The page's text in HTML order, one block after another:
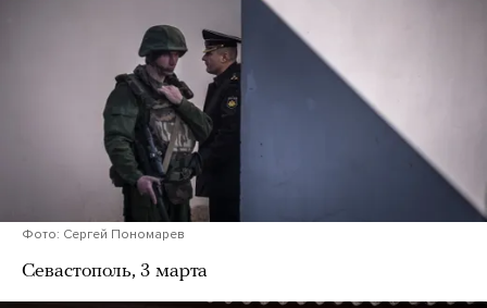
Фото: Сергей Пономарев
Севастополь, 3 марта